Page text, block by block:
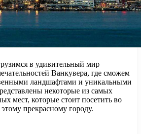
в удивительный мир
Ванкувера, где сможем
ландшафтами и уникальными
некоторые из самых
мест, которые стоит посетить во
прекрасному городу.